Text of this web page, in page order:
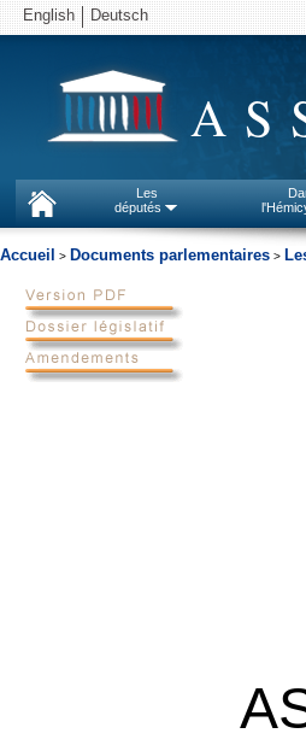
English Deutsch
Les
députés
Accueil > Documents parlementaires >